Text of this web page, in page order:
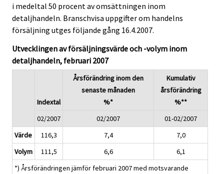
i medeltal 50 procent av omsättningen inom
detaljhandeln. Branschvisa uppgifter om handelns
försäljning utges följande gång 16.4.2007.
Utvecklingen av försäljningsvärde och -volym inom
detaljhandeln, februari 2007
Indextal
Årsförändring inom den
senaste månaden
%*
Kumulativ
årsförändring
%**
02/2007
02/2007
01-02/2007
Värde
116,3 7,4
7,0
Volym
111,5 6,6
6,1
*) Årsförändringen jämför februari 2007 med motsvarande